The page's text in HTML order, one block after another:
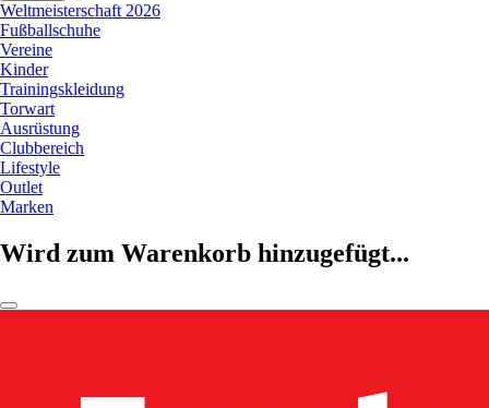
Weltmeisterschaft 2026
Fußballschuhe
Vereine
Kinder
Trainingskleidung
Torwart
Ausrüstung
Clubbereich
Lifestyle
Outlet
Marken
Wird zum Warenkorb hinzugefügt...